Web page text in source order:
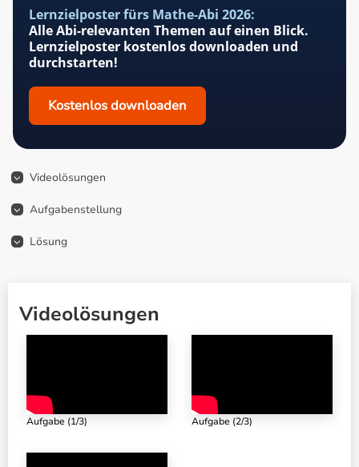
Lernzielposter fürs Mathe-Abi 2026:
Alle Abi-relevanten Themen auf einen Blick.
Lernzielposter kostenlos downloaden und
durchstarten!
Kostenlos downloaden
Videolösungen
Aufgabenstellung
Lösung
Videolösungen
Aufgabe (1/3) Aufgabe (2/3)